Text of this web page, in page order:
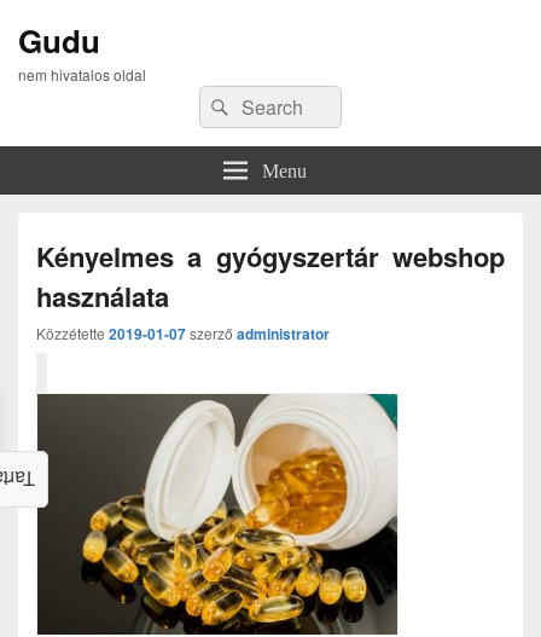
Gudu
nem hivatalos oldal
Search
for:
Search
Menu
Kényelmes a gyógyszertár webshop
használata
Közzétette 2019-01-07szerző administrator